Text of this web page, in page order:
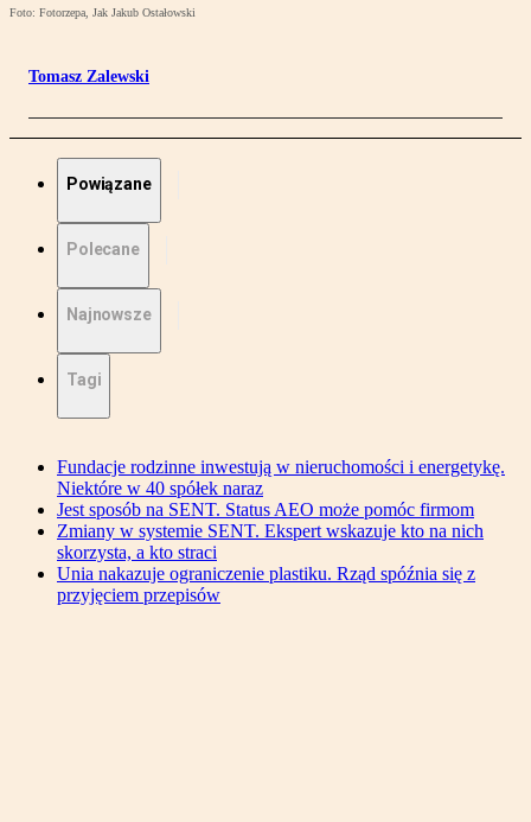
Foto: Fotorzepa, Jak Jakub Ostałowski
Tomasz Zalewski
Powiązane
Polecane
Najnowsze
Tagi
Fundacje rodzinne inwestują w nieruchomości i energetykę.
Niektóre w 40 spółek naraz
Jest sposób na SENT. Status AEO może pomóc firmom
Zmiany w systemie SENT. Ekspert wskazuje kto na nich
skorzysta, a kto straci
Unia nakazuje ograniczenie plastiku. Rząd spóźnia się z
przyjęciem przepisów